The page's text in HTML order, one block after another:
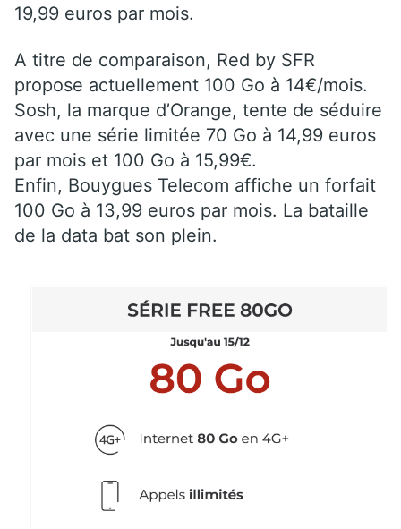
19,99 euros par mois.
A titre de comparaison, Red by SFR
propose actuellement 100 Go à 14€/mois.
Sosh, la marque d’Orange, tente de séduire
avec une série limitée 70 Go à 14,99 euros
par mois et 100 Go à 15,99€.
Enfin, Bouygues Telecom affiche un forfait
100 Go à 13,99 euros par mois. La bataille
de la data bat son plein.